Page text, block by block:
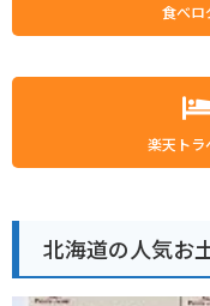
食べロ
楽天トラ
北海道の人気お